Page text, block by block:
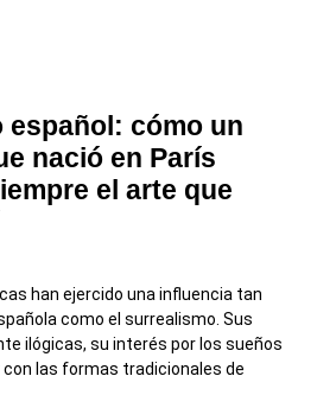
español: cómo un
nació en París
el arte que
han ejercido una influencia tan
como el surrealismo. Sus
ilógicas, su interés por los sueños
las formas tradicionales de